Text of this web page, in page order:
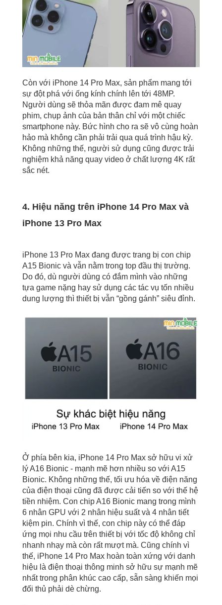
Còn với iPhone 14 Pro Max, sản phẩm mang tới
sự đột phá với ống kính chính lên tới 48MP.
Người dùng sẽ thỏa mãn được đam mê quay
phim, chụp ảnh của bản thân chỉ với một chiếc
smartphone này. Bức hình cho ra sẽ vô cùng hoàn
hảo mà không cần phải trải qua quá trình hậu kỳ.
Không những thế, người sử dụng cũng được trải
nghiệm khả năng quay video ở chất lượng 4K rất
sắc nét.
4. Hiệu năng trên iPhone 14 Pro Max và
iPhone 13 Pro Max
iPhone 13 Pro Max đang được trang bị con chip
A15 Bionic và vẫn nằm trong top đầu thị trường.
Do đó, dù người dùng có đắm mình vào những
tựa game nặng hay sử dụng các tác vụ tốn nhiều
dung lượng thì thiết bị vẫn “gồng gánh” siêu đỉnh.
Ở phía bên kia, iPhone 14 Pro Max sở hữu vi xử
lý A16 Bionic - mạnh mẽ hơn nhiều so với A15
Bionic. Không những thế, tối ưu hóa về điện năng
của điện thoại cũng đã được cải tiến so với thế hệ
tiền nhiệm. Con chip A16 Bionic mang trong mình
6 nhân GPU với 2 nhân hiệu suất và 4 nhân tiết
kiệm pin. Chính vì thế, con chip này có thể đáp
ứng mọi nhu cầu trên thiết bị với tốc độ không chỉ
nhanh nhạy mà còn rất mượt mà. Cũng chính vì
thế, iPhone 14 Pro Max hoàn toàn xứng với danh
hiệu là điện thoại thông minh sở hữu sự mạnh mẽ
nhất trong phân khúc cao cấp, sẵn sàng khiến mọi
đối thủ phải dè chừng.